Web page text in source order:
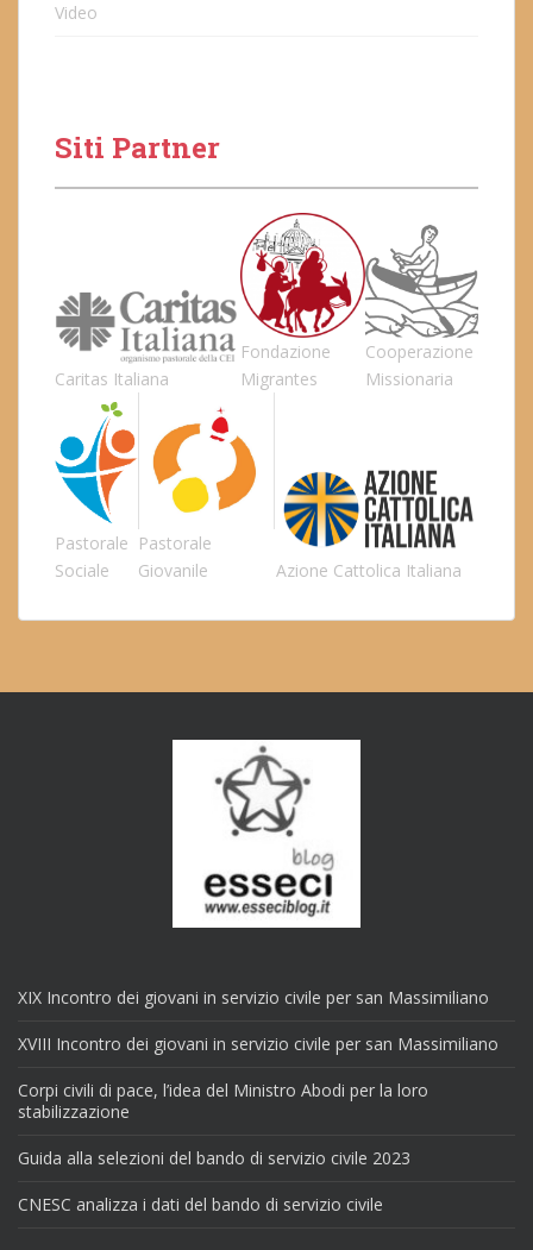
Video
Siti Partner
Caritas Italiana
Fondazione
Migrantes
Cooperazione
Missionaria
Pastorale
Sociale
Pastorale
Giovanile
Azione Cattolica Italiana
XIX Incontro dei giovani in servizio civile per san Massimiliano
XVIII Incontro dei giovani in servizio civile per san Massimiliano
Corpi civili di pace, l’idea del Ministro Abodi per la loro
stabilizzazione
Guida alla selezioni del bando di servizio civile 2023
CNESC analizza i dati del bando di servizio civile